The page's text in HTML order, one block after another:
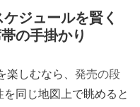
ジュールを賢く
の手掛かり
しむなら、 発売の段
を同じ地図上で眺めると